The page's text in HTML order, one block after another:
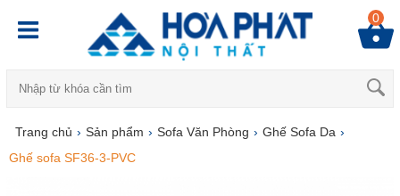
0
Trang chủ › Sản phẩm › Sofa Văn Phòng › Ghế Sofa Da ›
Ghế sofa SF36-3-PVC